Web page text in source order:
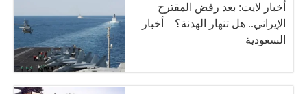
أخبار لايت: بعد رفض المقترح
الإيراني.. هل تنهار الهدنة؟ – أخبار
السعودية